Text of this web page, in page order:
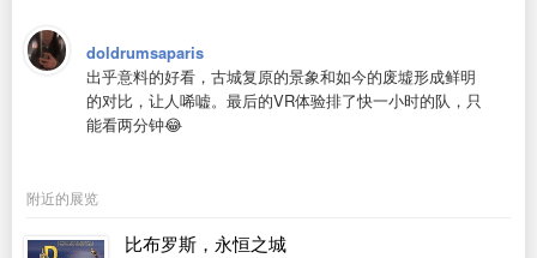
doldrumsaparis
出乎意料的好看，古城复原的景象和如今的废墟形成鲜明
的对比，让人唏嘘。最后的VR体验排了快一小时的队，只
能看两分钟😂
附近的展览
比布罗斯，永恒之城